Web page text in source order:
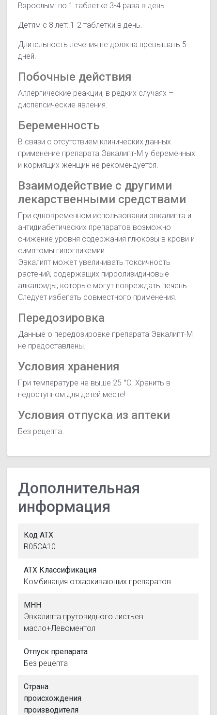
Взрослым: по 1 таблетке 3-4 раза в день.
Детям с 8 лет: 1-2 таблетки в день.
Длительность лечения не должна превышать 5
дней.
Побочные действия
Аллергические реакции, в редких случаях –
диспепсические явления.
Беременность
В связи с отсутствием клинических данных
применение препарата Эвкалипт-М у беременных
и кормящих женщин не рекомендуется.
Взаимодействие с другими
лекарственными средствами
При одновременном использовании эвкалипта и
антидиабетических препаратов возможно
снижение уровня содержания глюкозы в крови и
симптомы гипогликемии.
Эвкалипт может увеличивать токсичность
растений, содержащих пирролизидиновые
алкалоиды, которые могут повреждать печень.
Следует избегать совместного применения.
Передозировка
Данные о передозировке препарата Эвкалипт-М
не предоставлены.
Условия хранения
При температуре не выше 25 °С. Хранить в
недоступном для детей месте!
Условия отпуска из аптеки
Без рецепта.
Дополнительная
информация
Код АТХ
R05CA10
АТХ Классификация
Комбинация отхаркивающих препаратов
МНН
Эвкалипта прутовидного листьев
масло+Левоментол
Отпуск препарата
Без рецепта
Страна
происхождения
производителя